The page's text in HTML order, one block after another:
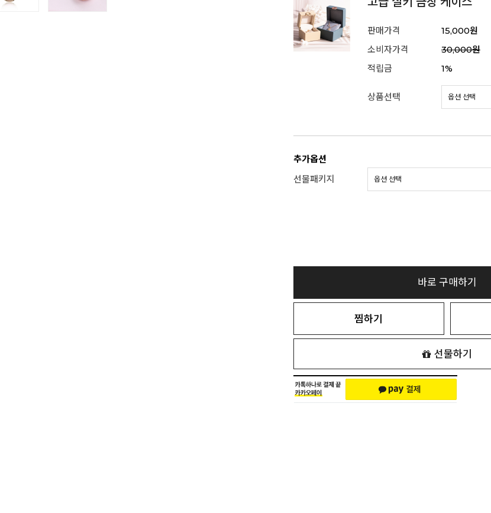
판매가격
15,000원
소비자가격
30,000원
적립금
1%
상품선택
추가옵션
선물패키지
바로 구매하기
찜하기
선물하기